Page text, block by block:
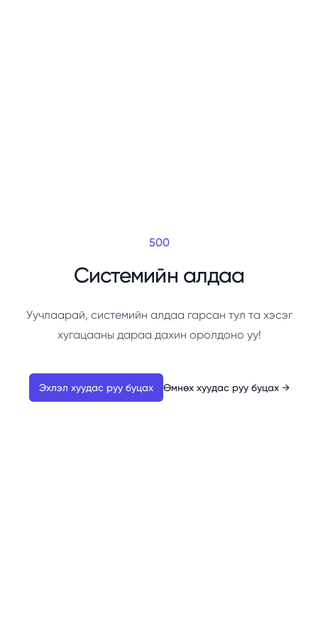
500
Системийн алдаа
Уучлаарай, системийн алдаа гарсан тул та хэсэг
хугацааны дараа дахин оролдоно уу!
Эхлэл хуудас руу буцах Өмнөх хуудас руу буцах →